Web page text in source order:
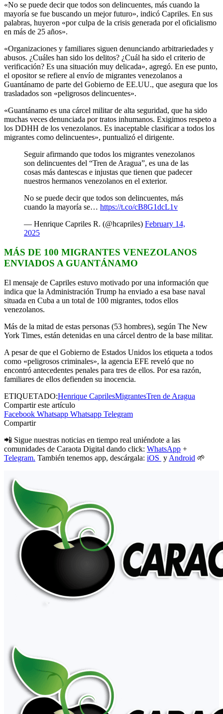
«No se puede decir que todos son delincuentes, más cuando la
mayoría se fue buscando un mejor futuro», indicó Capriles. En sus
palabras, huyeron «por culpa de la crisis generada por el oficialismo
en más de 25 años».
«Organizaciones y familiares siguen denunciando arbitrariedades y
abusos. ¿Cuáles han sido los delitos? ¿Cuál ha sido el criterio de
verificación? Es una situación muy delicada», agregó. En ese punto,
el opositor se refiere al envío de migrantes venezolanos a
Guantánamo de parte del Gobierno de EE.UU., que asegura que los
trasladados son «peligrosos delincuentes».
«Guantánamo es una cárcel militar de alta seguridad, que ha sido
muchas veces denunciada por tratos inhumanos. Exigimos respeto a
los DDHH de los venezolanos. Es inaceptable clasificar a todos los
migrantes como delincuentes», puntualizó el dirigente.
Seguir afirmando que todos los migrantes venezolanos
son delincuentes del “Tren de Aragua”, es una de las
cosas más dantescas e injustas que tienen que padecer
nuestros hermanos venezolanos en el exterior.
No se puede decir que todos son delincuentes, más
cuando la mayoría se… https://t.co/cB8G1dcL1v
— Henrique Capriles R. (@hcapriles) February 14,
2025
MÁS DE 100 MIGRANTES VENEZOLANOS
ENVIADOS A GUANTÁNAMO
El mensaje de Capriles estuvo motivado por una información que
indica que la Administración Trump ha enviado a esa base naval
situada en Cuba a un total de 100 migrantes, todos ellos
venezolanos.
Más de la mitad de estas personas (53 hombres), según The New
York Times, están detenidas en una cárcel dentro de la base militar.
A pesar de que el Gobierno de Estados Unidos los etiqueta a todos
como «peligrosos criminales», la agencia EFE reveló que no
encontró antecedentes penales para tres de ellos. Por esa razón,
familiares de ellos defienden su inocencia.
ETIQUETADO:Henrique CaprilesMigrantesTren de Aragua
Compartir este artículo
Facebook Whatsapp Whatsapp Telegram
Compartir
📲 Sigue nuestras noticias en tiempo real uniéndote a las
comunidades de Caraota Digital dando click: WhatsApp +
Telegram. También tenemos app, descárgala: iOS y Android 🌱